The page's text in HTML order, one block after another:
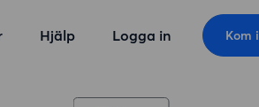
Hjälp Logga in Kom